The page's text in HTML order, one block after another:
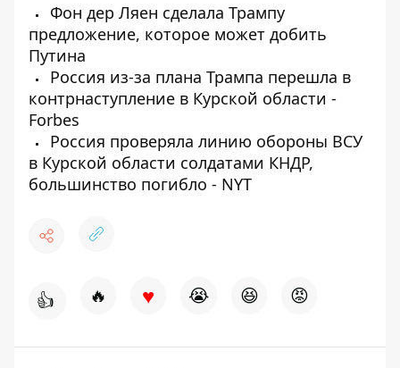
Фон дер Ляен сделала Трампу
предложение, которое может добить
Путина
Россия из-за плана Трампа перешла в
контрнаступление в Курской области -
Forbes
Россия проверяла линию обороны ВСУ
в Курской области солдатами КНДР,
большинство погибло - NYT
👍 🔥 ♥ 😭 😆 😡